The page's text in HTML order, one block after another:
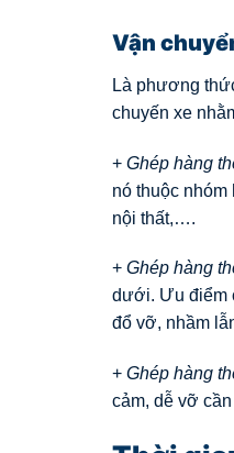
Vận
Là phương
chuyến xe
+ Ghép hàng
nó thuộc
nội thất,….
+ Ghép hàng
dưới. Ưu điểm
đổ vỡ, nhầm
+ Ghép hàng
cảm, dễ vỡ